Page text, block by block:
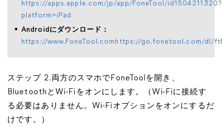
https://apps.apple.com/jp/app/FoneTool/id1504211320?
platform=iPad
Androidにダウンロード：
https://www.FoneTool.comhttps://go.fonetool.com/dl/
ステップ 2.両方のスマホでFoneToolを開き、
BluetoothとWi-Fiをオンにします。（Wi-Fiに接続す
る必要はありません。Wi-Fiオプションをオンにするだ
けです。）